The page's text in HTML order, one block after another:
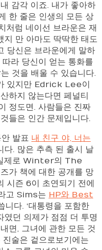
감각 이죠. 내가 좋아하
한 줄은 인생의 모든 상
처럼 네이선 브라운은 재
지 만 아마도 딱딱한 태도
당신은 브라운에게 말하
라 당신이 얻는 통화를
것을 배울 수 있습니다.
있지만 Edrick Lee이
하지 않는다면 페널티
정도면. 사람들은 진짜
들은 인간 문제입니다.
발표 내 친구 야, 너는
다. 많은 추측 된 출시 날
제로 Winter의 The
책에 대한 공개를 망
시즌 6이 초연되기 전에
고 Sims는 HP와 Best
니다. ‘대통령을 포함한
였던 의제가 점점 더 투명
면, 그녀에 관한 모든 것
술은 겉으로보기에는